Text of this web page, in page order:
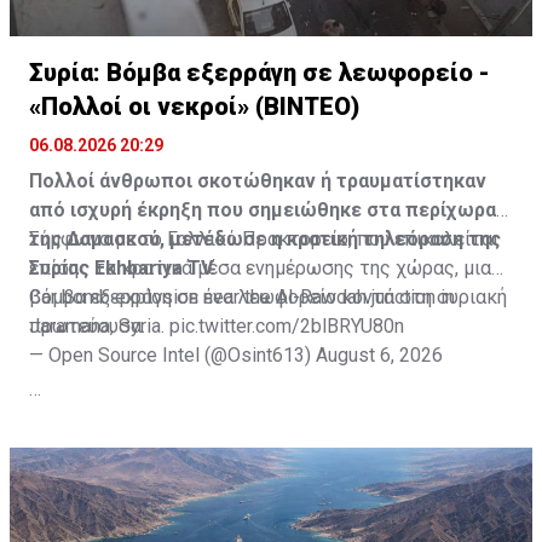
Συρία: Βόμβα εξερράγη σε λεωφορείο -
«Πολλοί οι νεκροί» (ΒΙΝΤΕΟ)
06.08.2026 20:29
Πολλοί άνθρωποι σκοτώθηκαν ή τραυματίστηκαν
από ισχυρή έκρηξη που σημειώθηκε στα περίχωρα
της Δαμασκού, μετέδωσε η κρατική τηλεόραση της
Συρίας Ekhbariya TV.
Σύμφωνα με το Γαλλικό Πρακτορείο, που επικαλείται
επίσης τα κρατικά μέσα ενημέρωσης της χώρας, μια
βόμβα εξερράγη σε ένα λεωφορείο κοντά στη συριακή
πρωτεύουσα.
Car bomb explosion near the Al-Rawdah junction in
Jaramana, Syria. pic.twitter.com/2blBRYU80n
— Open Source Intel (@Osint613) August 6, 2026